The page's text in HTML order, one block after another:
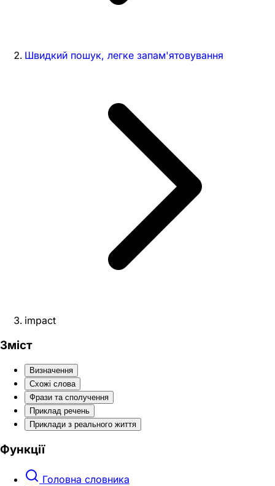
Швидкий пошук, легке запам'ятовування
impact
Зміст
Визначення
Схожі слова
Фрази та сполучення
Приклад речень
Приклади з реального життя
Функції
Головна словника